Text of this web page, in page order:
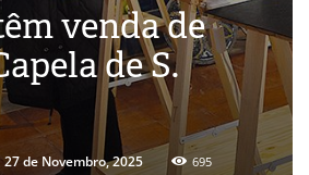
venda de
de S.
27 de Novembro, 2025 695